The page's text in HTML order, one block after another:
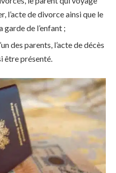
l’acte de divorce ainsi que le
de l’enfant ;
des parents, l’acte de décès
être présenté.